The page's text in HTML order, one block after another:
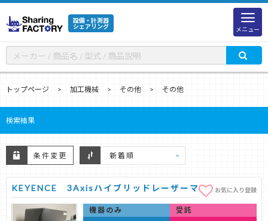
設備・計測器
シェアリング
メニュー
トップページ 加工機械 その他 その他
検索結果
条件変更
KEYENCE 3Axisハイブリッドレーザーマーカーお気に入り登録
機器のみ 受託